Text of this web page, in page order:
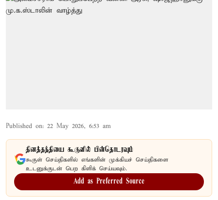
Published on: 22 May 2026, 6:53 am
தினத்தந்தியை கூகுளில் பின்தொடரவும்
கூகுள் செய்திகளில் எங்களின் முக்கியச் செய்திகளை
உடனுக்குடன் பெற கிளிக் செய்யவும்.
Add as Preferred Source